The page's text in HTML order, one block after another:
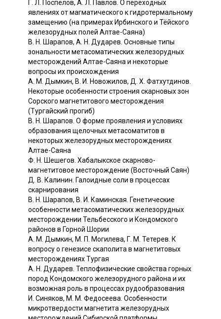
Г. Л. Поспелов, А. Л. Павлов. О переходных
явлениях от магматического к гидротермальному
замещению (на примерах Ирбинского и Тёйского
железорудных полей Алтае-Саяна)
В. Н. Шарапов, А. Н. Дударев. Основные типы
зональности метасоматических железорудных
месторождений Алтае-Саяна и некоторые
вопросы их происхождения
А. М. Дымкин, В. И. Новожилов, Д. Х. Фатхутдинов.
Некоторые особенности строения скарновых зон
Сорского магнетитового месторождения
(Тургайский прогиб)
В. Н. Шарапов. О форме проявления и условиях
образования щелочных метасоматитов в
некоторых железорудных месторождениях
Алтае-Саяна
Ф. Н. Шешегов. Хабалыкское скарново-
магнетитовое месторождение (Восточный Саян)
Д. В. Калинин. Галоидные соли в процессах
скарнирования
В. Н. Шарапов, В. И. Каминская. Генетические
особенности метасоматических железорудных
месторождении Тельбесского и Кондомского
районов в Горной Шории
А. М. Дымкин, М. П. Могилева, Г. М. Тетерев. К
вопросу о генезисе скаполита в магнетитовых
месторождениях Тургая
А. Н. Дударев. Теплофизические свойства горных
пород Кондомского железорудного района и их
возможная роль в процессах рудообразования
И. Синяков, М. М. Федосеева. Особенности
микротвердости магнетита железорудных